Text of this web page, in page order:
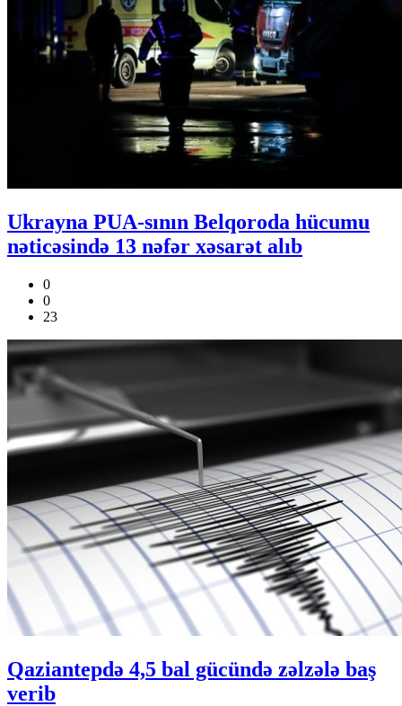
Ukrayna PUA-sının Belqoroda hücumu
nəticəsində 13 nəfər xəsarət alıb
0
0
23
Qaziantepdə 4,5 bal gücündə zəlzələ baş
verib